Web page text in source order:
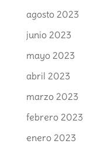
agosto 2023
junio 2023
mayo 2023
abril 2023
marzo 2023
febrero 2023
enero 2023